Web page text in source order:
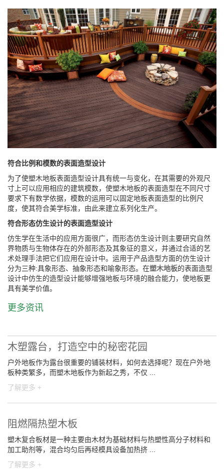
符合比例和模数的表面造型设计
为了使塑木地板表面造型设计具有统一与变化，在其需要的外观尺
寸上可以应用相应的建筑模数，使塑木地板的表面造型在不同尺寸
要求下有数学依据，模数的运用可以固定地板表面造型的比例尺
度，使其符合美学标准，由此来建立系列化生产。
符合形态仿生设计的表面造型设计
仿生学在生活中的应用方面很广，而形态仿生设计则主要研究自然
界物质与生物体存在的外部形态及其象征的意义，并通过合适的艺
术处理手法把它们应用在设计中。运用于产品造型方面的仿生设计
分为三种:具象形态、抽象形态和喻象形态。在塑木地板的表面造型
设计中仿生的造型设计能够增强地板与环境的融合能力，使地板更
具有美学价值。
更多资讯
木塑露台，打造空中的秘密花园
户外地板作为露台很重要的铺装材料，如何去选择呢？现在户外地
板种类繁多，而塑木地板作为新起之秀，不仅 ...
了解更多 +
阻燃隔热塑木板
塑木复合板材是一种主要由木材为基础材料与热塑性高分子材料和
加工助剂等，混合均匀后再经模具设备加热挤 ...
了解更多 +